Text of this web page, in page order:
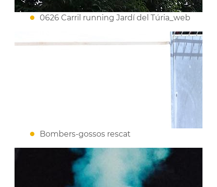
0626 Carril running Jardí del Túria_web
Bombers-gossos rescat